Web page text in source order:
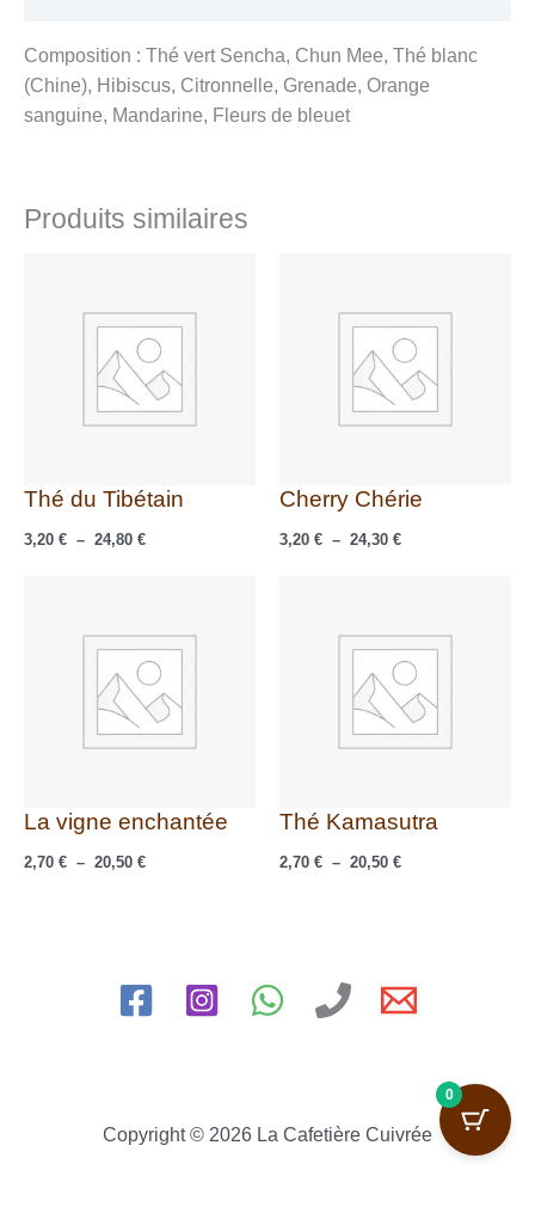
Composition : Thé vert Sencha, Chun Mee, Thé blanc
(Chine), Hibiscus, Citronnelle, Grenade, Orange
sanguine, Mandarine, Fleurs de bleuet
Produits similaires
Thé du Tibétain
3,20 € – 24,80 €
3,20 €
à
24,80 €
Cherry Chérie
3,20 € – 24,30 €
3,20 €
à
24,30 €
La vigne enchantée
2,70 € – 20,50 €
2,70 €
à
20,50 €
Thé Kamasutra
2,70 € – 20,50 €
2,70 €
à
20,50 €
Copyright © 2026 La Cafetière Cuivrée
0